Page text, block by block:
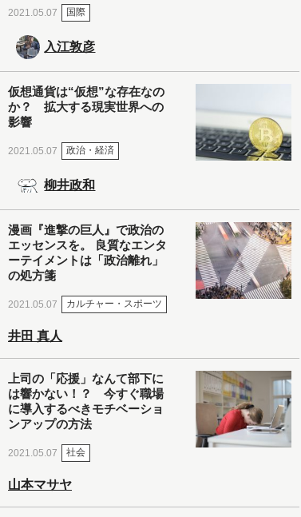
2021.05.07 国際
入江敦彦
仮想通貨は“仮想”な存在なの
か？ 拡大する現実世界への
影響
2021.05.07 政治・経済
柳井政和
漫画『進撃の巨人』で政治の
エッセンスを。 良質なエンタ
ーテイメントは「政治離れ」
の処方箋
2021.05.07 カルチャー・スポーツ
井田 真人
上司の「応援」なんて部下に
は響かない！？ 今すぐ職場
に導入するべきモチベーショ
ンアップの方法
2021.05.07 社会
山本マサヤ